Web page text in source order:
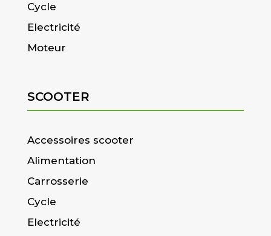
Cycle
Electricité
Moteur
SCOOTER
Accessoires scooter
Alimentation
Carrosserie
Cycle
Electricité